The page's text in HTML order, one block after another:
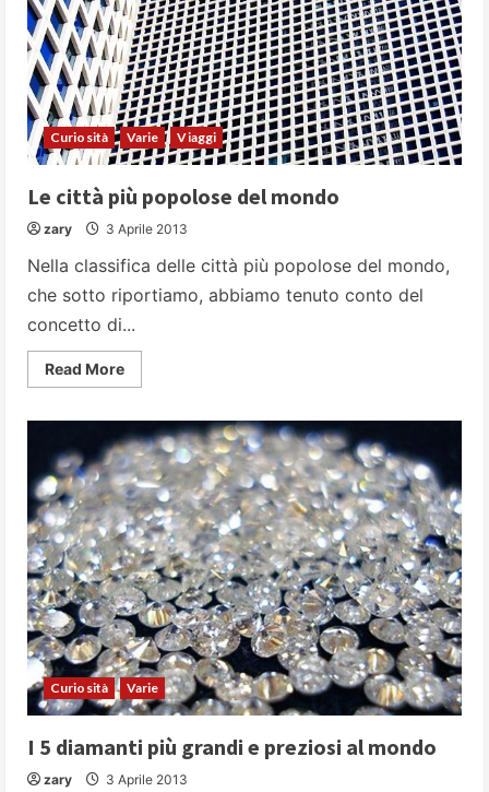
Curiosità Varie Viaggi
Le città più popolose del mondo
zary 3 Aprile 2013
Nella classifica delle città più popolose del mondo,
che sotto riportiamo, abbiamo tenuto conto del
concetto di...
Read MoreRead
more
città
più
popolose
del
mondo
Curiosità Varie
I 5 diamanti più grandi e preziosi al mondo
zary 3 Aprile 2013